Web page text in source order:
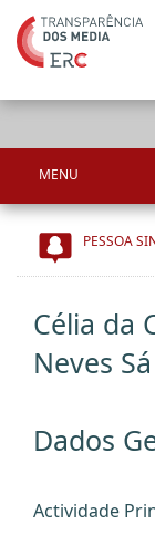
MENU
PESSOA
Célia da
Neves
Dados
Actividade